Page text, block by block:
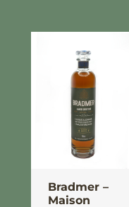
Bradmer –
Maison